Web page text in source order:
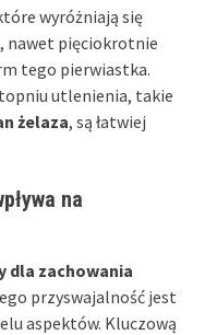
wyróżniają się
nawet pięciokrotnie
tego pierwiastka.
utlenienia, takie
żelaza, są łatwiej
na
dla zachowania
przyswajalność jest
aspektów. Kluczową